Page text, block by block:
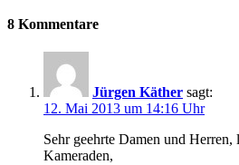
8 Kommentare
Jürgen Käther sagt:
12. Mai 2013 um 14:16 Uhr
Sehr geehrte Damen und
Kameraden,